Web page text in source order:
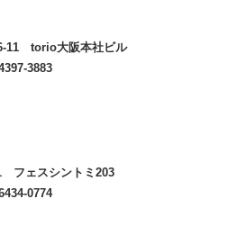
11 torio大阪本社ビル
3883
フェスシントミ203
0774